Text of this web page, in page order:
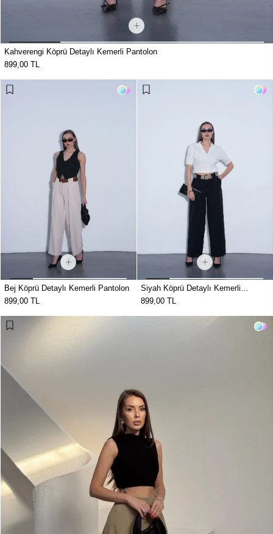
Kahverengi Köprü Detaylı Kemerli Pantolon
899,00 TL
Bej Köprü Detaylı Kemerli Pantolon
899,00 TL
Siyah Köprü Detaylı Kemerli
Pantolon
899,00 TL